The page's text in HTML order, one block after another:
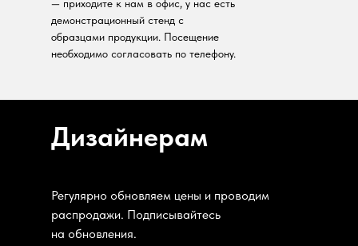
— приходите к нам в офис, у нас есть
демонстрационный стенд с
образцами продукции. Посещение
необходимо согласовать по телефону.
Дизайнерам
Регулярно обновляем цены и проводим
распродажи. Подписывайтесь
на обновления.